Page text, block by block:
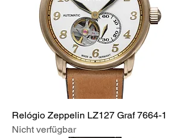
Relógio Zeppelin LZ127 Graf 7664-1
Nicht verfügbar